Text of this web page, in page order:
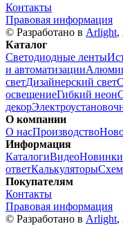
Контакты
Правовая информация
© Разработано в Arlight,
Каталог
Светодиодные ленты
и автоматизации
светДизайнерский свет
освещениеГибкий неон
декор
О компании
О насПроизводство
Информация
КаталогиВидеоНовинки
ответКалькуляторы
Покупателям
Контакты
Правовая информация
© Разработано в Arlight,